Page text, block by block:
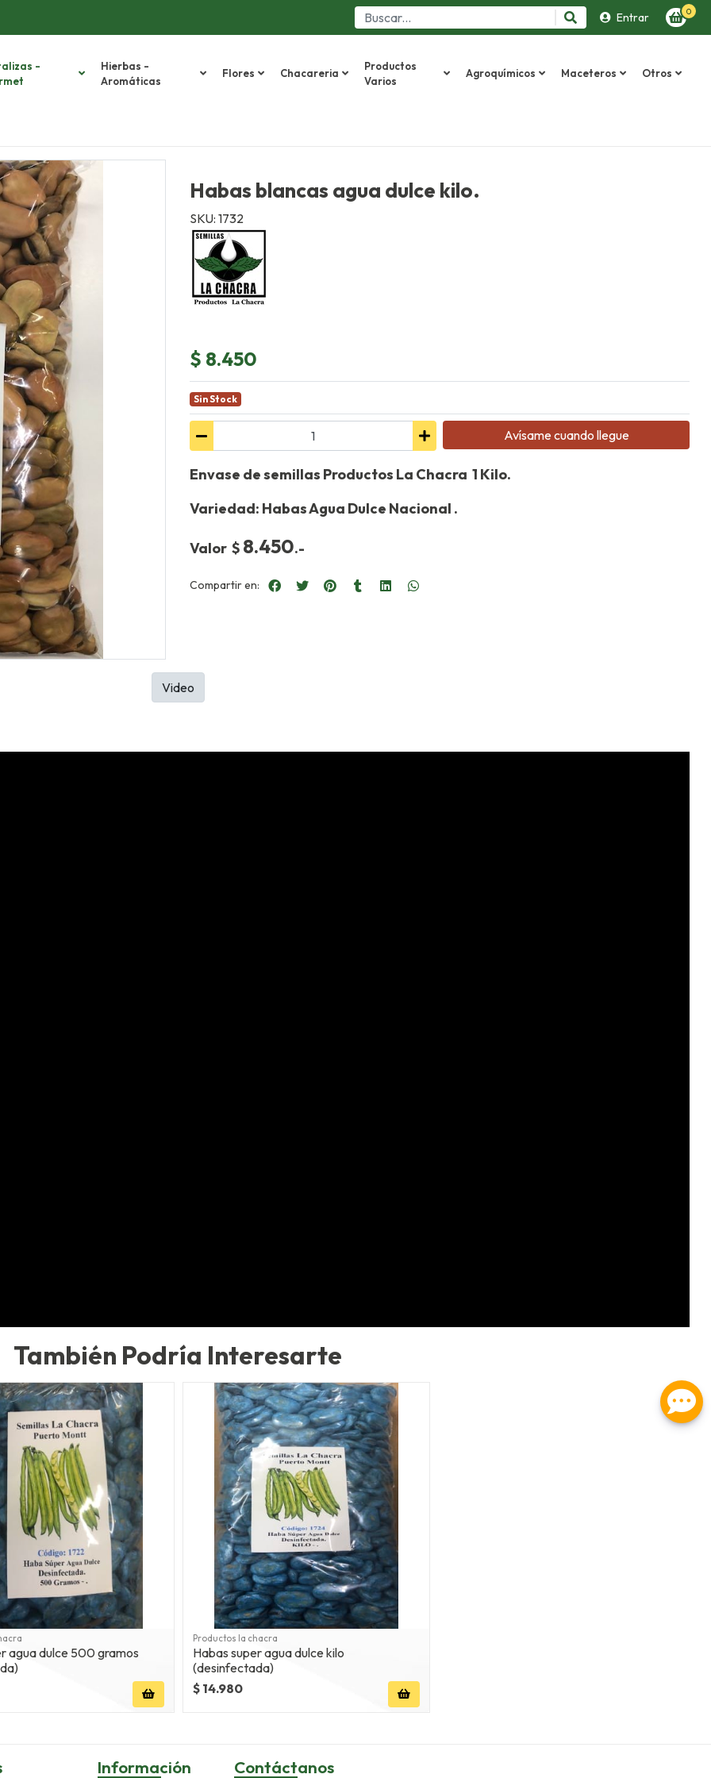
Entrar 0
-
Hierbas -
Aromáticas
Flores Chacareria
Productos
Varios
Agroquímicos Maceteros Otros
Habas blancas agua dulce kilo.
SKU: 1732
$ 8.450
Sin Stock
Avísame cuando llegue
Envase de semillas Productos La Chacra 1 Kilo.
Variedad: Habas Agua Dulce Nacional .
Valor $ 8.450.-
Compartir en:
Video
También Podría Interesarte
dulce 500 gramos
Productos la chacra
Habas super agua dulce kilo
(desinfectada)
$ 14.980
Información Contáctanos